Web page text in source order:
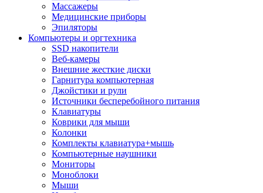
Массажеры
Медицинские приборы
Эпиляторы
Компьютеры и оргтехника
SSD накопители
Веб-камеры
Внешние жесткие диски
Гарнитура компьютерная
Джойстики и рули
Источники бесперебойного питания
Клавиатуры
Коврики для мыши
Колонки
Комплекты клавиатура+мышь
Компьютерные наушники
Мониторы
Моноблоки
Мыши